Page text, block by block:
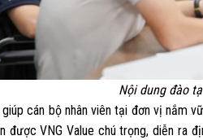
Nội dung đào
cán bộ nhân viên tại đơn vị nắm
được VNG Value chú trọng, diễn ra